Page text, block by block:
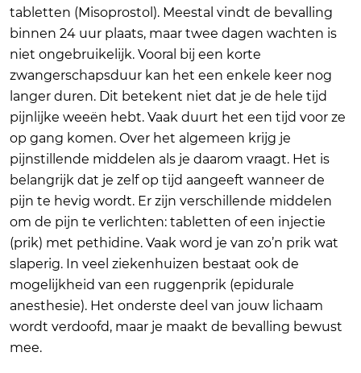
tabletten (Misoprostol). Meestal vindt de bevalling
binnen 24 uur plaats, maar twee dagen wachten is
niet ongebruikelijk. Vooral bij een korte
zwangerschapsduur kan het een enkele keer nog
langer duren. Dit betekent niet dat je de hele tijd
pijnlijke weeën hebt. Vaak duurt het een tijd voor ze
op gang komen. Over het algemeen krijg je
pijnstillende middelen als je daarom vraagt. Het is
belangrijk dat je zelf op tijd aangeeft wanneer de
pijn te hevig wordt. Er zijn verschillende middelen
om de pijn te verlichten: tabletten of een injectie
(prik) met pethidine. Vaak word je van zo’n prik wat
slaperig. In veel ziekenhuizen bestaat ook de
mogelijkheid van een ruggenprik (epidurale
anesthesie). Het onderste deel van jouw lichaam
wordt verdoofd, maar je maakt de bevalling bewust
mee.